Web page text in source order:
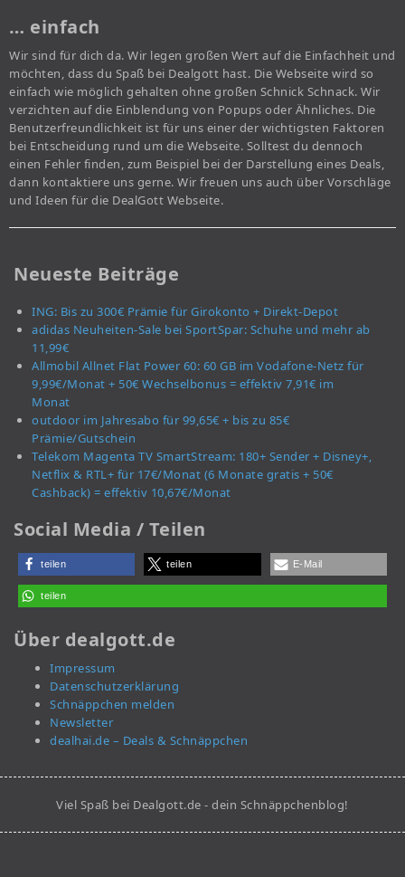
… einfach
Wir sind für dich da. Wir legen großen Wert auf die Einfachheit und
möchten, dass du Spaß bei Dealgott hast. Die Webseite wird so
einfach wie möglich gehalten ohne großen Schnick Schnack. Wir
verzichten auf die Einblendung von Popups oder Ähnliches. Die
Benutzerfreundlichkeit ist für uns einer der wichtigsten Faktoren
bei Entscheidung rund um die Webseite. Solltest du dennoch
einen Fehler finden, zum Beispiel bei der Darstellung eines Deals,
dann kontaktiere uns gerne. Wir freuen uns auch über Vorschläge
und Ideen für die DealGott Webseite.
Neueste Beiträge
ING: Bis zu 300€ Prämie für Girokonto + Direkt-Depot
adidas Neuheiten-Sale bei SportSpar: Schuhe und mehr ab
11,99€
Allmobil Allnet Flat Power 60: 60 GB im Vodafone-Netz für
9,99€/Monat + 50€ Wechselbonus = effektiv 7,91€ im
Monat
outdoor im Jahresabo für 99,65€ + bis zu 85€
Prämie/Gutschein
Telekom Magenta TV SmartStream: 180+ Sender + Disney+,
Netflix & RTL+ für 17€/Monat (6 Monate gratis + 50€
Cashback) = effektiv 10,67€/Monat
Social Media / Teilen
teilen teilen E-Mail
teilen
Über dealgott.de
Impressum
Datenschutzerklärung
Schnäppchen melden
Newsletter
dealhai.de – Deals & Schnäppchen
Viel Spaß bei Dealgott.de - dein Schnäppchenblog!